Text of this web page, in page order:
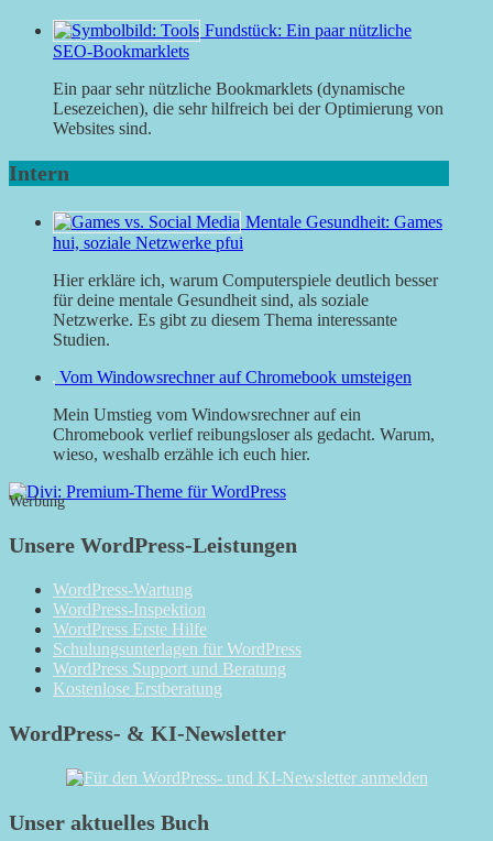
Fundstück: Ein paar nützliche
SEO-Bookmarklets
Ein paar sehr nützliche Bookmarklets (dynamische
Lesezeichen), die sehr hilfreich bei der Optimierung von
Websites sind.
Intern
Mentale Gesundheit: Games
hui, soziale Netzwerke pfui
Hier erkläre ich, warum Computerspiele deutlich besser
für deine mentale Gesundheit sind, als soziale
Netzwerke. Es gibt zu diesem Thema interessante
Studien.
Vom Windowsrechner auf Chromebook umsteigen
Mein Umstieg vom Windowsrechner auf ein
Chromebook verlief reibungsloser als gedacht. Warum,
wieso, weshalb erzähle ich euch hier.
Werbung
Unsere WordPress-Leistungen
WordPress-Wartung
WordPress-Inspektion
WordPress Erste Hilfe
Schulungsunterlagen für WordPress
WordPress Support und Beratung
Kostenlose Erstberatung
WordPress- & KI-Newsletter
Unser aktuelles Buch